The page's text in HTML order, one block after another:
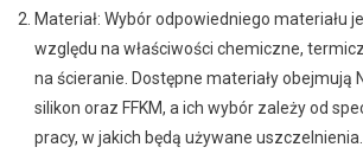
Materiał: Wybór odpowiedniego materiału
względu na właściwości chemiczne,
na ścieranie. Dostępne materiały obejmują
silikon oraz FFKM, a ich wybór zależy od
pracy, w jakich będą używane uszczelnienia.